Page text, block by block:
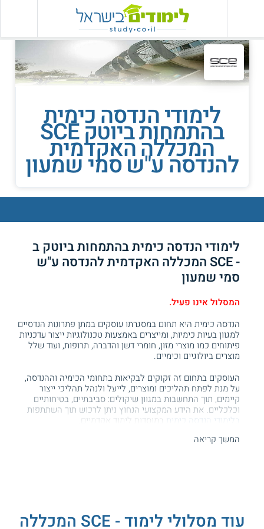
לימודי הנדסה כימית
בהתמחות ביוטק SCE
המכללה האקדמית
להנדסה ע"ש סמי שמעון
לימודי הנדסה כימית בהתמחות ביוטק ב
- SCE המכללה האקדמית להנדסה ע"ש
סמי שמעון
המסלול אינו פעיל.
הנדסה כימית היא תחום במסגרתו עוסקים במתן פתרונות הנדסיים
למגוון בעיות כימיות, ומייצרים באמצעות טכנולוגיות ייצור עדכניות
פיתוחים כמו מוצרי מזון, חומרי דשן והדברה, תרופות, ועוד שלל
מוצרים ביולוגיים וכימיים.
העוסקים בתחום זה זקוקים לבקיאות בתחומי הכימיה וההנדסה,
על מנת לפתח תהליכים ומוצרים, לייעל ולנהל תהליכי ייצור
קיימים, תוך התחשבות במגוון שיקולים: סביבתיים, בטיחותיים
וכלכליים. את הידע המקצועי הנחוץ ניתן לרכוש תוך השתתפות
בלימודי הנדסה כימית
במוסדות לימוד אקדמיים.
המשך קריאה
עוד מסלולי לימוד - SCE המכללה